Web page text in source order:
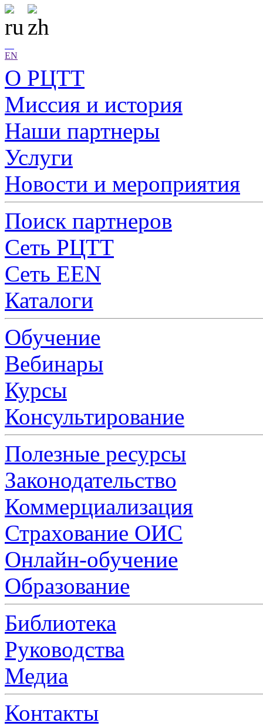
EN
О РЦТТ
Миссия и история
Наши партнеры
Услуги
Новости и мероприятия
Поиск партнеров
Сеть РЦТТ
Сеть EEN
Каталоги
Обучение
Вебинары
Курсы
Консультирование
Полезные ресурсы
Законодательство
Коммерциализация
Страхование ОИС
Онлайн-обучение
Образование
Библиотека
Руководства
Медиа
Контакты